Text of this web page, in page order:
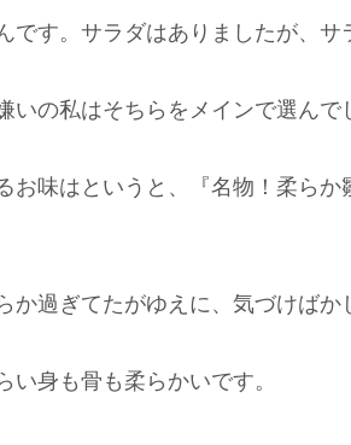
です。サラダはありましたが、
いの私はそちらをメインで選んで
お味はというと、『名物！柔ら
か過ぎてたがゆえに、気づけばか
い身も骨も柔らかいです。